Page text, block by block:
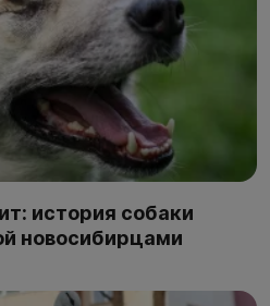
история собаки
новосибирцами